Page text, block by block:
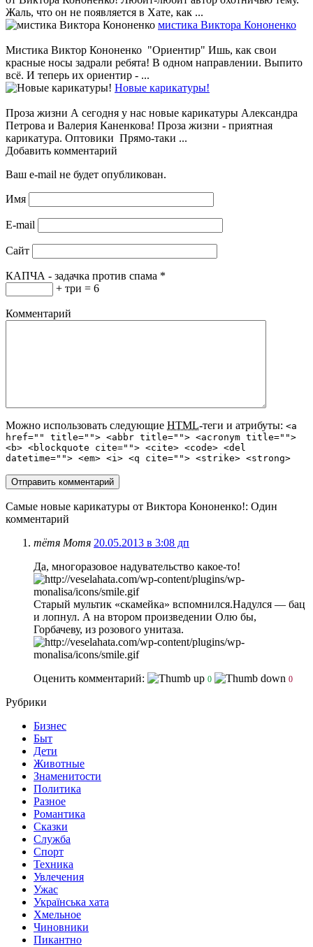
Жаль, что он не появляется в Хате, как ...
мистика Виктора Кононенко
Мистика Виктор Кононенко "Ориентир" Ишь, как свои
красные носы задрали ребята! В одном направлении. Выпито
всё. И теперь их ориентир - ...
Новые карикатуры!
Проза жизни А сегодня у нас новые карикатуры Александра
Петрова и Валерия Каненкова! Проза жизни - приятная
карикатура. Оптовики Прямо-таки ...
Добавить комментарий
Ваш e-mail не будет опубликован.
Имя
E-mail
Сайт
КАПЧА - задачка против спама *
+ три = 6
Комментарий
Можно использовать следующие HTML-теги и атрибуты: <a
href="" title=""> <abbr title=""> <acronym title="">
<b> <blockquote cite=""> <cite> <code> <del
datetime=""> <em> <i> <q cite=""> <strike> <strong>
Самые новые карикатуры от Виктора Кононенко!: Один
комментарий
тётя Мотя 20.05.2013 в 3:08 дп
Да, многоразовое надувательство какое-то!
Старый мультик «скамейка» вспомнился.Надулся — бац
и лопнул. А на втором произведении Олю бы,
Горбачеву, из розового унитаза.
Оценить комментарий: 0 0
Рубрики
Бизнес
Быт
Дети
Животные
Знаменитости
Политика
Разное
Романтика
Сказки
Служба
Спорт
Техника
Увлечения
Ужас
Українська хата
Хмельное
Чиновники
Пикантно